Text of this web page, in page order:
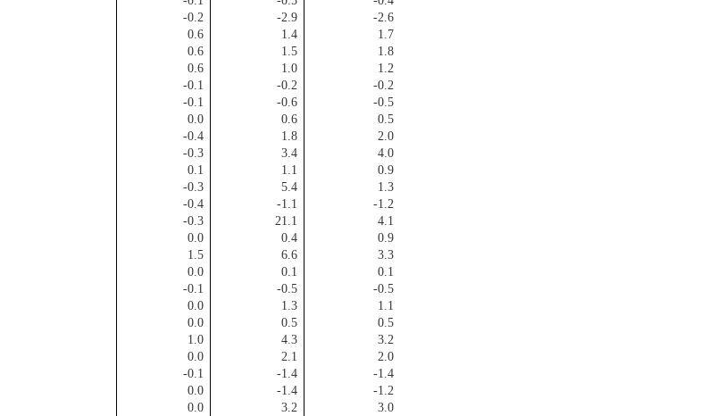
-0.2 -2.9
-2.6
0.6 1.4
1.7
0.6 1.5
1.8
0.6 1.0
1.2
-0.1 -0.2
-0.2
-0.1 -0.6
-0.5
0.0 0.6
0.5
-0.4 1.8
2.0
-0.3 3.4
4.0
0.1 1.1
0.9
-0.3 5.4
1.3
-0.4 -1.1
-1.2
-0.3 21.1
4.1
0.0 0.4
0.9
1.5 6.6
3.3
0.0 0.1
0.1
-0.1 -0.5
-0.5
0.0 1.3
1.1
0.0 0.5
0.5
1.0 4.3
3.2
0.0 2.1
2.0
-0.1 -1.4
-1.4
0.0 -1.4
-1.2
0.0 3.2
3.0